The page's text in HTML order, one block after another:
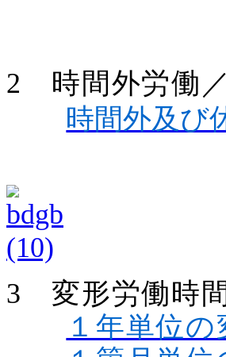
2 時間外労働
時間外及び
3 変形労働時
１年単位